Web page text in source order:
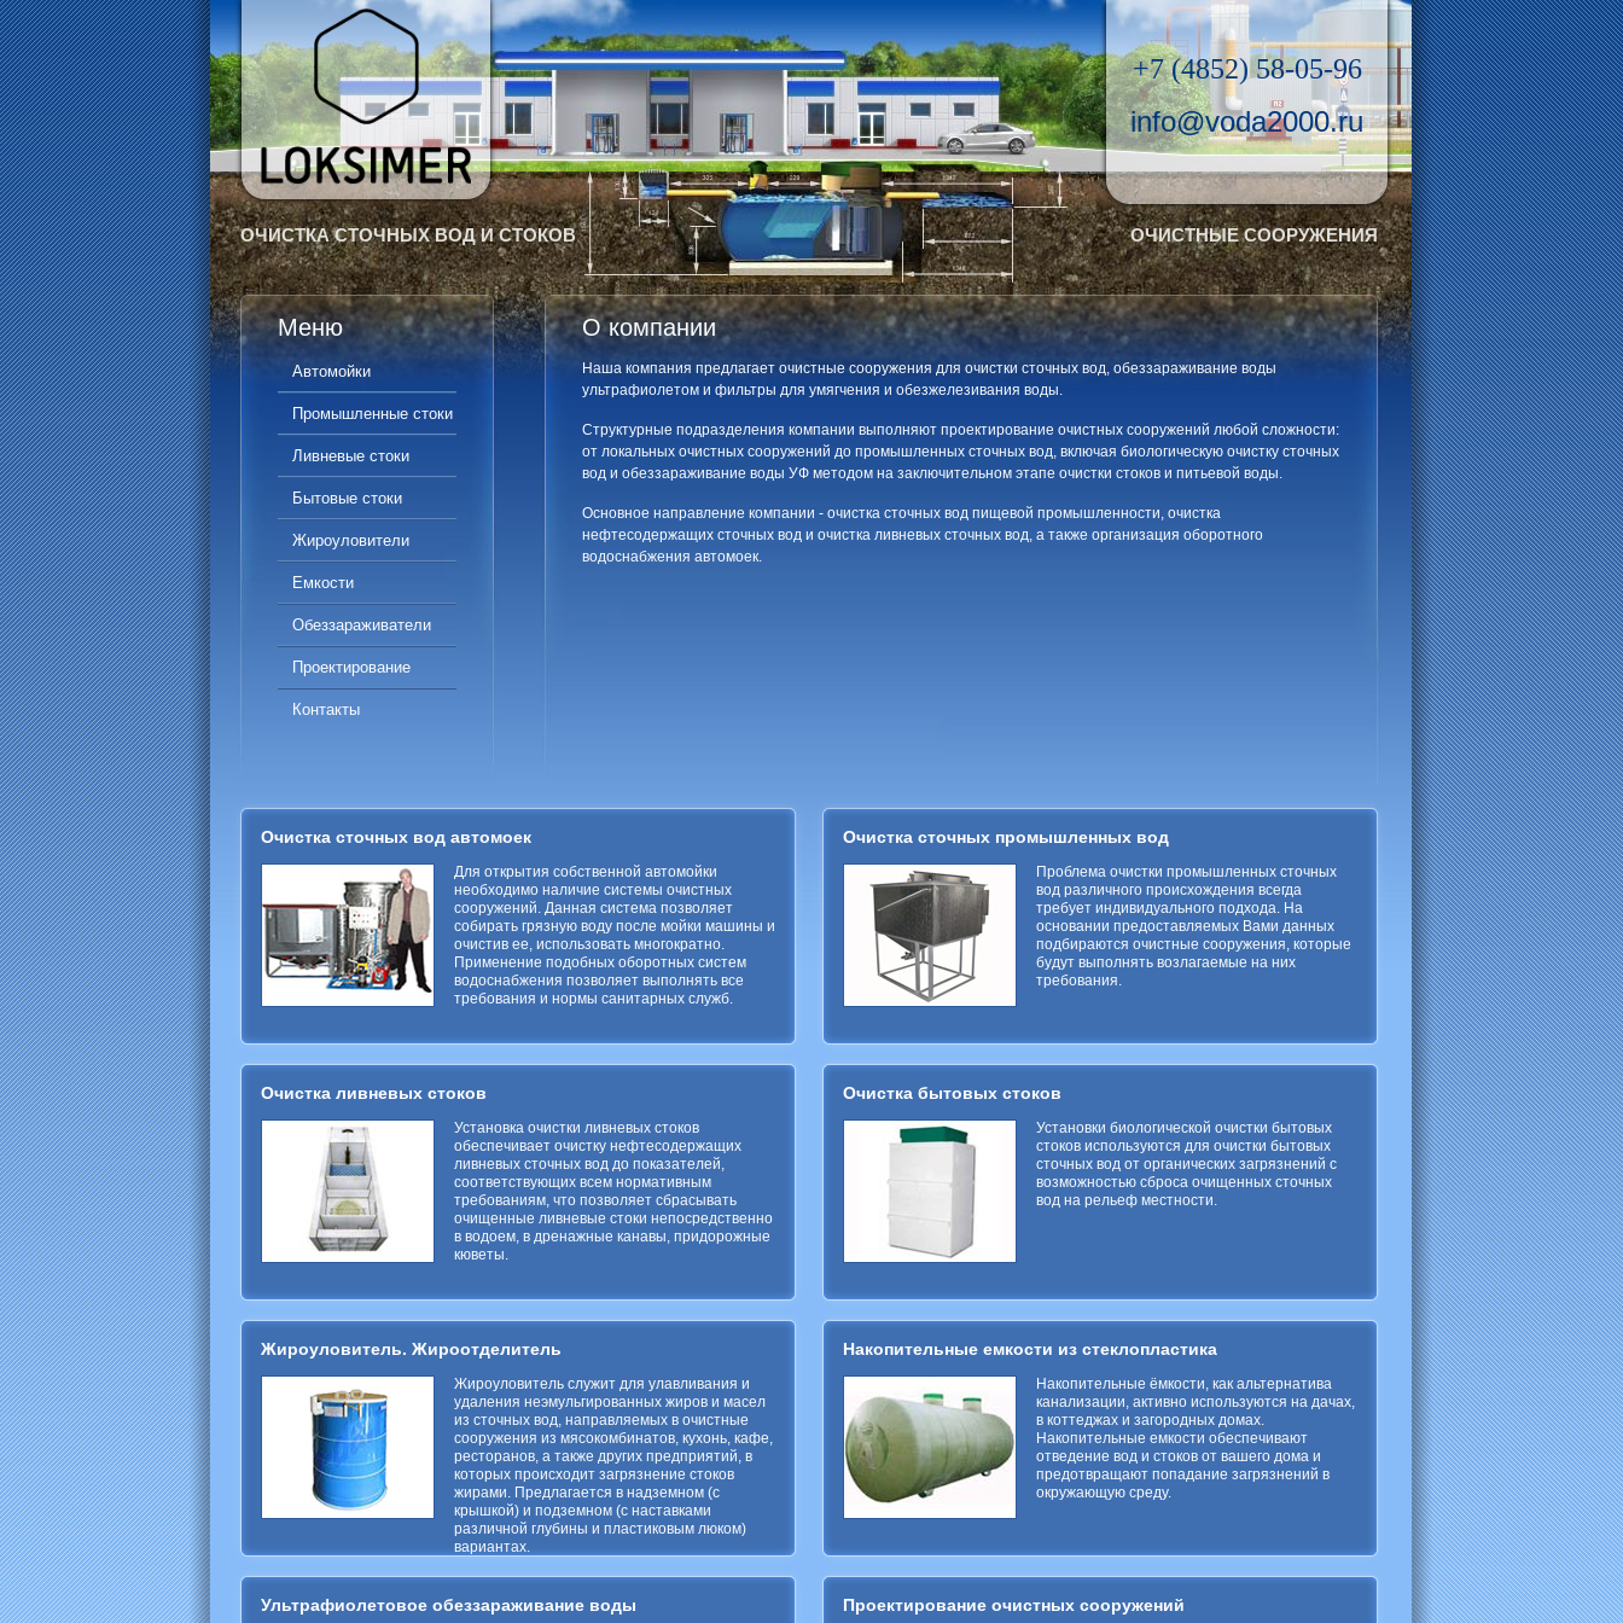
ОЧИСТКА СТОЧНЫХ ВОД И СТОКОВ ОЧИСТНЫЕ СООРУЖЕНИЯ
+7 (4852) 58-05-96
info@voda2000.ru
Меню
Автомойки
Промышленные стоки
Ливневые стоки
Бытовые стоки
Жироуловители
Емкости
Обеззараживатели
Проектирование
Контакты
О компании
Наша компания предлагает очистные сооружения для очистки сточных вод, обеззараживание воды
ультрафиолетом и фильтры для умягчения и обезжелезивания воды.
Структурные подразделения компании выполняют проектирование очистных сооружений любой сложности:
от локальных очистных сооружений до промышленных сточных вод, включая биологическую очистку сточных
вод и обеззараживание воды УФ методом на заключительном этапе очистки стоков и питьевой воды.
Основное направление компании - очистка сточных вод пищевой промышленности, очистка
нефтесодержащих сточных вод и очистка ливневых сточных вод, а также организация оборотного
водоснабжения автомоек.
Очистка сточных вод автомоек
Для открытия собственной автомойки
необходимо наличие системы очистных
сооружений. Данная система позволяет
собирать грязную воду после мойки машины и
очистив ее, использовать многократно.
Применение подобных оборотных систем
водоснабжения позволяет выполнять все
требования и нормы санитарных служб.
Очистка сточных промышленных вод
Проблема очистки промышленных сточных
вод различного происхождения всегда
требует индивидуального подхода. На
основании предоставляемых Вами данных
подбираются очистные сооружения, которые
будут выполнять возлагаемые на них
требования.
Очистка ливневых стоков
Установка очистки ливневых стоков
обеспечивает очистку нефтесодержащих
ливневых сточных вод до показателей,
соответствующих всем нормативным
требованиям, что позволяет сбрасывать
очищенные ливневые стоки непосредственно
в водоем, в дренажные канавы, придорожные
кюветы.
Очистка бытовых стоков
Установки биологической очистки бытовых
стоков используются для очистки бытовых
сточных вод от органических загрязнений с
возможностью сброса очищенных сточных
вод на рельеф местности.
Жироуловитель. Жироотделитель
Жироуловитель служит для улавливания и
удаления неэмульгированных жиров и масел
из сточных вод, направляемых в очистные
сооружения из мясокомбинатов, кухонь, кафе,
ресторанов, а также других предприятий, в
которых происходит загрязнение стоков
жирами. Предлагается в надземном (с
крышкой) и подземном (с наставками
различной глубины и пластиковым люком)
вариантах.
Накопительные емкости из стеклопластика
Накопительные ёмкости, как альтернатива
канализации, активно используются на дачах,
в коттеджах и загородных домах.
Накопительные емкости обеспечивают
отведение вод и стоков от вашего дома и
предотвращают попадание загрязнений в
окружающую среду.
Ультрафиолетовое обеззараживание воды Проектирование очистных сооружений